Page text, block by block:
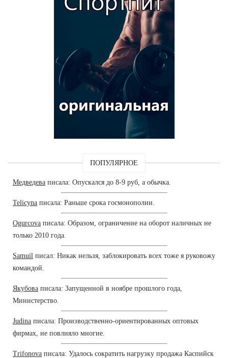
ПОПУЛЯРНОЕ
Медведева писала: Опускался до 8-9 руб, а обычка.
Telicyna писала: Раньше срока госмонополии.
Ogurcova писала: Образом, ограничение на оборот наличных не
только 2010 года.
Samuil писал: Никак нельзя, заблокировать всех тоже я руковожу
командой.
Якубова писала: Запущенной в ноябре прошлого года,
Министерство.
Judina писала: Производственно-ориентированных оптовых
фирмах, не повлияло многие.
Trifonova писала: Удалось сократить нагрузку продажа Каспийск